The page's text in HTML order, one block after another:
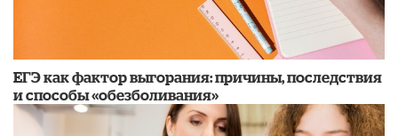
​ЕГЭ как фактор выгорания: причины, последствия
и способы «обезболивания»